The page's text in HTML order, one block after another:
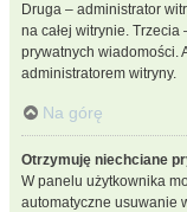
Druga – administrator
na całej witrynie. Trzecia
prywatnych wiadomości.
administratorem witryny.
Na górę
Otrzymuję niechciane
W panelu użytkownika
automatyczne usuwanie